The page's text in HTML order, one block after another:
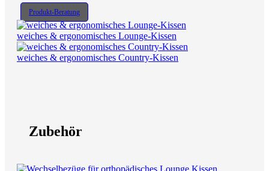
Produkt-Beratung
weiches & ergonomisches Lounge-Kissen
weiches & ergonomisches Country-Kissen
Zubehör